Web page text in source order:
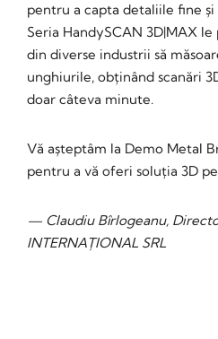
pentru a capta detaliile fine și
Seria HandySCAN 3D|MAX
din diverse industrii să
unghiurile, obținând scanări
doar câteva minute.
Vă așteptâm la Demo Metal
pentru a vă oferi soluția 3D
— Claudiu Bîrlogeanu,
INTERNAȚIONAL SRL